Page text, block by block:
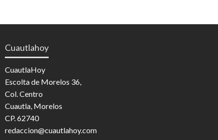
Cuautlahoy
CuautlaHoy
Escolta de Morelos 36,
Col. Centro
Cuautla, Morelos
CP. 62740
redaccion@cuautlahoy.com